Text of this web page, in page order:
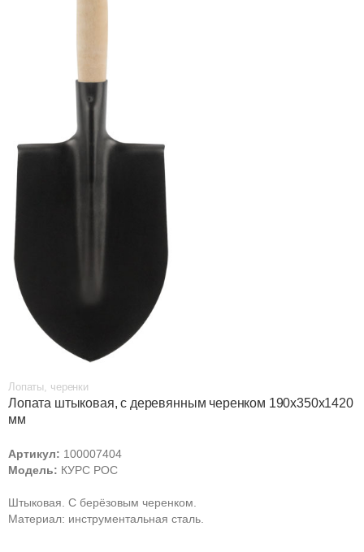
Лопаты, черенки
Лопата штыковая, с деревянным черенком 190х350х1420
мм
Артикул: 100007404
Модель: КУРС РОС
Штыковая. С берёзовым черенком.
Материал: инструментальная сталь.